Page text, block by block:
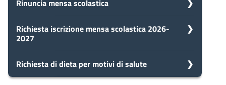
Rinuncia mensa scolastica
5 Presa in carico
procedimento e prenderà in carico
la tua domanda in 5 giorni.
Richiesta iscrizione mensa scolastica 2026-
2027
5
giorni
Presa in carico
Dopo aver presentato la tua
Richiesta di dieta per motivi di salute